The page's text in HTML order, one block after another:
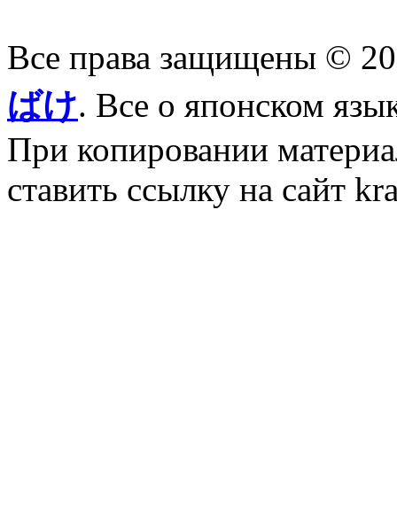
Все права защищены ©
ばけ. Все о японском
При копировании
ставить ссылку на сайт